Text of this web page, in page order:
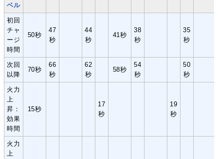
ベル
初回
チャ
ージ
時間
50秒
47
秒
44
秒
41秒
38
秒
35
秒
次回
以降
70秒
66
秒
62
秒
58秒
54
秒
50
秒
火力
上
昇：
効果
時間
15秒
17
秒
19
秒
火力
上